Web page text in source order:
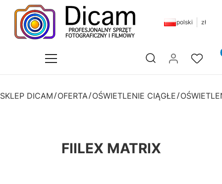
polski zł
Otwórz wyszukiwarkę
SKLEP DICAM OFERTA OŚWIETLENIE CIĄGŁE
FIILEX MATRIX